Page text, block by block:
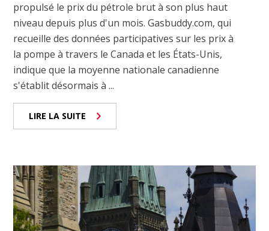
propulsé le prix du pétrole brut à son plus haut
niveau depuis plus d'un mois. Gasbuddy.com, qui
recueille des données participatives sur les prix à
la pompe à travers le Canada et les États-Unis,
indique que la moyenne nationale canadienne
s'établit désormais à ...
LIRE LA SUITE